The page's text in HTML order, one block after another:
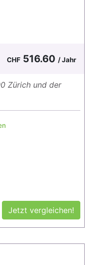
CHF 516.60 / Jahr
Zürich und der
Jetzt vergleichen!